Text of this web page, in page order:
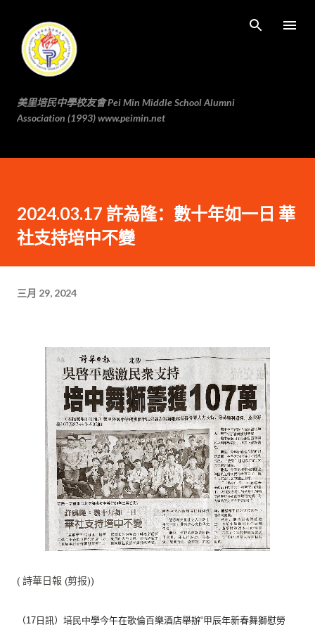
美里培民中學校友會 Pei Min Middle School Alumni
Association (1993) www.peimin.net
2024.03.17 許為隆：數十年如一日 華
社支持培中不變
三月 29, 2024
( 詩華日報 (剪报))
（17日訊）培民中學今午在歌倫百樂酒店舉辦“甲辰年新春舞獅慰勞